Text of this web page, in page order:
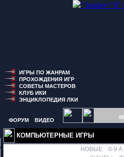
" border="0"
ИГРЫ ПО ЖАНРАМ
ПРОХОЖДЕНИЯ ИГР
СОВЕТЫ МАСТЕРОВ
КЛУБ ИКИ
ЭНЦИКЛОПЕДИЯ ЛКИ
ФОРУМ ВИДЕО
КОМПЬЮТЕРНЫЕ ИГРЫ
НОВЫЕ 0-9 A